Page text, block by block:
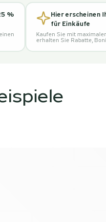
%
Hier erscheinen
für Einkäufe
Kaufen Sie mit
erhalten Sie Rabatte,